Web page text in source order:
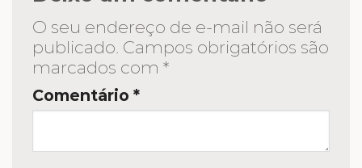
O seu endereço de e-mail não será
publicado. Campos obrigatórios são
marcados com *
Comentário *